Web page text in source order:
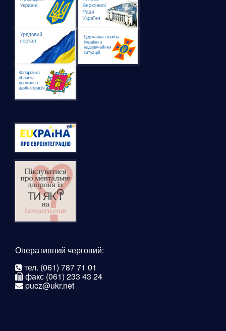
Оперативний черговий:
тел. (061) 787 71 01
факс (061) 233 43 24
pucz@ukr.net